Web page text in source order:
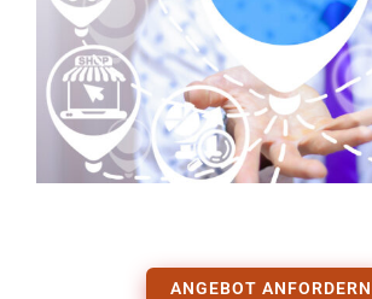
ANGEBOT ANFORDERN